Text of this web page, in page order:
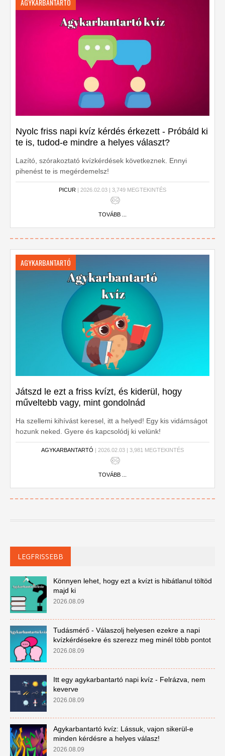
AGYKARBANTARTÓ
Nyolc friss napi kvíz kérdés érkezett - Próbáld ki
te is, tudod-e mindre a helyes választ?
Lazító, szórakoztató kvízkérdések következnek. Ennyi
pihenést te is megérdemelsz!
PICUR | 2026.02.03 | 3,749 MEGTEKINTÉS
TOVÁBB ...
AGYKARBANTARTÓ
Játszd le ezt a friss kvízt, és kiderül, hogy
műveltebb vagy, mint gondolnád
Ha szellemi kihívást keresel, itt a helyed! Egy kis vidámságot
hozunk neked. Gyere és kapcsolódj ki velünk!
AGYKARBANTARTÓ | 2026.02.03 | 3,981 MEGTEKINTÉS
TOVÁBB ...
LEGFRISSEBB
Könnyen lehet, hogy ezt a kvízt is hibátlanul töltöd
majd ki
2026.08.09
Tudásmérő - Válaszolj helyesen ezekre a napi
kvízkérdésekre és szerezz meg minél több pontot
2026.08.09
Itt egy agykarbantartó napi kvíz - Felrázva, nem
keverve
2026.08.09
Agykarbantartó kvíz: Lássuk, vajon sikerül-e
minden kérdésre a helyes válasz!
2026.08.09